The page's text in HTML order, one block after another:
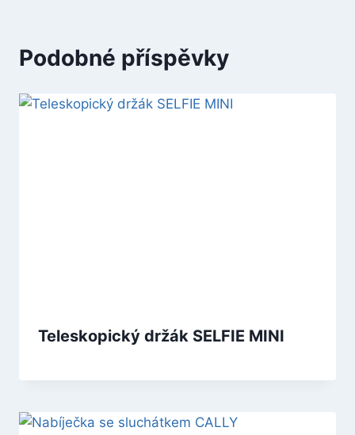
Podobné příspěvky
Teleskopický držák SELFIE MINI